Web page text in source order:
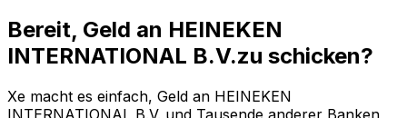
Bereit, Geld an HEINEKEN
INTERNATIONAL B.V.zu schicken?
Xe macht es einfach, Geld an HEINEKEN